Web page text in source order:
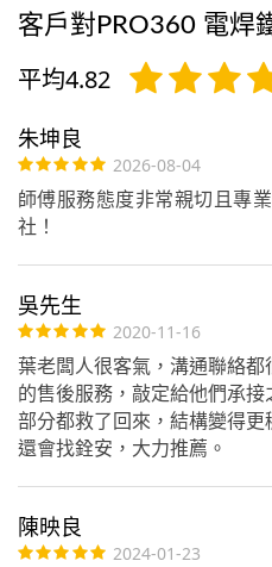
客戶對PRO360 電焊
平均4.82
朱坤良
2026-08-04
師傅服務態度非常親切且專
社！
吳先生
2020-11-16
葉老闆人很客氣，溝通聯絡
的售後服務，敲定給他們承
部分都救了回來，結構變得
還會找銓安，大力推薦。
陳映良
2024-01-23